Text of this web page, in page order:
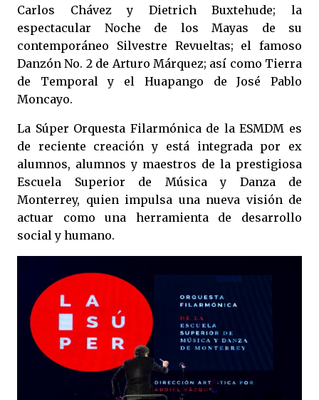
Carlos Chávez y Dietrich Buxtehude; la
espectacular Noche de los Mayas de su
contemporáneo Silvestre Revueltas; el famoso
Danzón No. 2 de Arturo Márquez; así como Tierra
de Temporal y el Huapango de José Pablo
Moncayo.
La Súper Orquesta Filarmónica de la ESMDM es
de reciente creación y está integrada por ex
alumnos, alumnos y maestros de la prestigiosa
Escuela Superior de Música y Danza de
Monterrey, quien impulsa una nueva visión de
actuar como una herramienta de desarrollo
social y humano.